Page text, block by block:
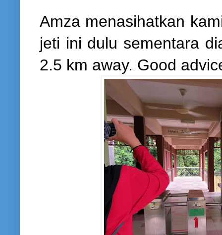
Amza menasihatkan
jeti ini dulu sementara
2.5 km away. Good